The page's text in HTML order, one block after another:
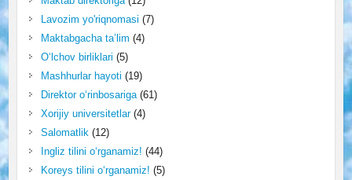
Lavozim yo'riqnomasi (7)
Maktabgacha ta’lim (4)
O‘lchov birliklari (5)
Mashhurlar hayoti (19)
Direktor o‘rinbosariga(61)
Xorijiy universitetlar(4)
Salomatlik(12)
Ingliz tilini o‘rganamiz! (44)
Koreys tilini o‘rganamiz! (5)